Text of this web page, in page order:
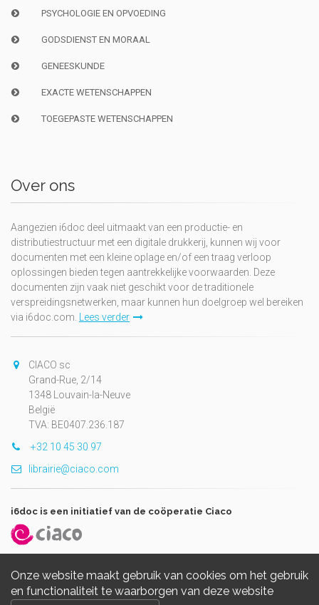
Onze website maakt gebruik van cookies om het gebruik
en functionaliteit te waarborgen van deze website
PSYCHOLOGIE EN OPVOEDING
GODSDIENST EN MORAAL
GENEESKUNDE
EXACTE WETENSCHAPPEN
TOEGEPASTE WETENSCHAPPEN
Over ons
Aangezien i6doc deel uitmaakt van een productie- en
distributiestructuur met een digitale drukkerij, kunnen wij voor
documenten met een kleine oplage en/of een traag verloop
oplossingen bieden tegen aantrekkelijke voorwaarden. Deze
documenten zijn vaak niet geschikt voor de traditionele
verspreidingsnetwerken, maar kunnen hun doelgroep wel bereiken
via i6doc.com.
Lees verder
CIACO sc
Grand-Rue, 2/14
1348 Louvain-la-Neuve
België
TVA: BE0407.236.187
+32 10 45 30 97
librairie@ciaco.com
i6doc is een initiatief van de coöperatie Ciaco